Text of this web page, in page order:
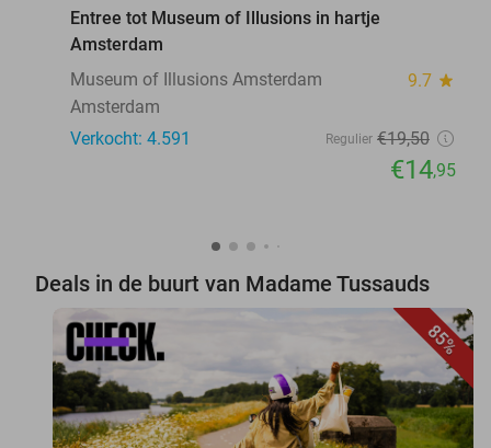
Entree tot Museum of Illusions in hartje
Amsterdam
Museum of Illusions Amsterdam
9.7 star
Amsterdam
Verkocht: 4.591
Regulier €19,50
€14,95
Deals in de buurt van Madame Tussauds
85%